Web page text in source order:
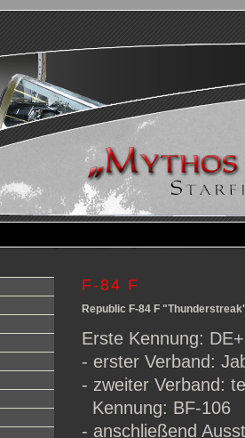
F-84 F
Republic F-84 F
Erste Kennung:
- erster Verband:
- zweiter Verband:
Kennung: BF-106
- anschließend